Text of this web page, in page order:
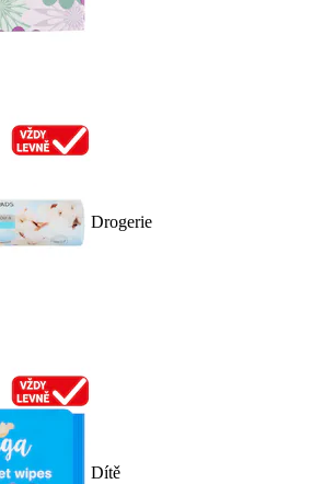
Drogerie
Dítě